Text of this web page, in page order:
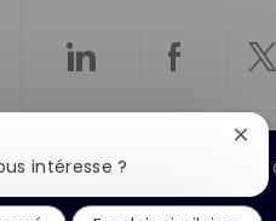
Partager
LinkedIn
Partager
intéresse ?
du